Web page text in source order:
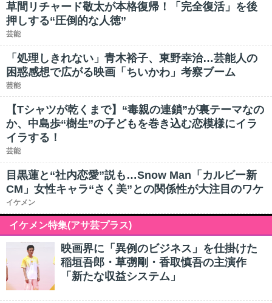
草間リチャード敬太が本格復帰！「完全復活」を後
押しする“圧倒的な人徳”
芸能
「処理しきれない」青木裕子、東野幸治…芸能人の
困惑感想で広がる映画「ちいかわ」考察ブーム
芸能
【Tシャツが乾くまで】“毒親の連鎖”が裏テーマなの
か、中島歩“樹生”の子どもを巻き込む恋模様にイラ
イラする！
芸能
目黒蓮と“社内恋愛”説も…Snow Man「カルビー新
CM」女性キャラ“さく美”との関係性が大注目のワケ
イケメン
イケメン特集(アサ芸プラス)
映画界に「異例のビジネス」を仕掛けた
稲垣吾郎・草彅剛・香取慎吾の主演作
「新たな収益システム」